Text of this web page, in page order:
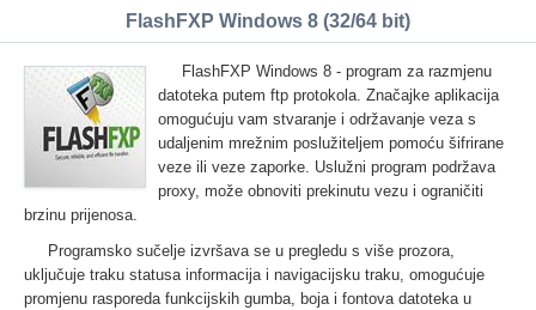
FlashFXP Windows 8 (32/64 bit)
FlashFXP Windows 8 - program za razmjenu
datoteka putem ftp protokola. Značajke aplikacija
omogućuju vam stvaranje i održavanje veza s
udaljenim mrežnim poslužiteljem pomoću šifrirane
veze ili veze zaporke. Uslužni program podržava
proxy, može obnoviti prekinutu vezu i ograničiti
brzinu prijenosa.
Programsko sučelje izvršava se u pregledu s više prozora,
uključuje traku statusa informacija i navigacijsku traku, omogućuje
promjenu rasporeda funkcijskih gumba, boja i fontova datoteka u